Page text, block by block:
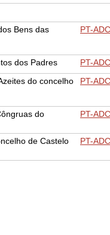
Bens das
PT-
dos Padres
PT-
do concelho
PT-
do
PT-
de Castelo
PT-